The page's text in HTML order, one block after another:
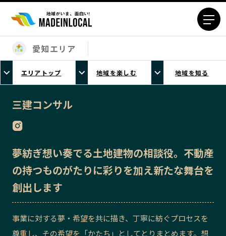
エリアから探す
北海道エリア
青森エリア
岩手エリア
福島エリア
埼玉エリア
千葉エリア
東京23区エリア
多摩エリア
神奈川エリア
福井エリア
山梨エリア
愛知エリア
エリアトップ 地域を楽しむ 地域を知る
三建コンサル
夢紡ぎ想い奏でる土地建物の相談役。不動産
の持つものがたりに彩りを加え新たな舞台を
創出します
事業に対する夢・希望を共に描き、丁寧に紡ぐプロセスを
尊重し、その希望を「かたち」としてとりまとめます。想